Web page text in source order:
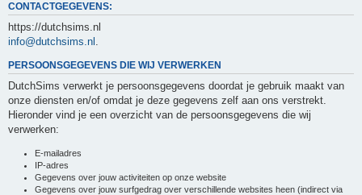
CONTACTGEGEVENS:
https://dutchsims.nl
info@dutchsims.nl
PERSOONSGEGEVENS DIE WIJ VERWERKEN
DutchSims verwerkt je persoonsgegevens doordat je gebruik maakt van
onze diensten en/of omdat je deze gegevens zelf aan ons verstrekt.
Hieronder vind je een overzicht van de persoonsgegevens die wij
verwerken:
E-mailadres
IP-adres
Gegevens over jouw activiteiten op onze website
Gegevens over jouw surfgedrag over verschillende websites heen (indirect via